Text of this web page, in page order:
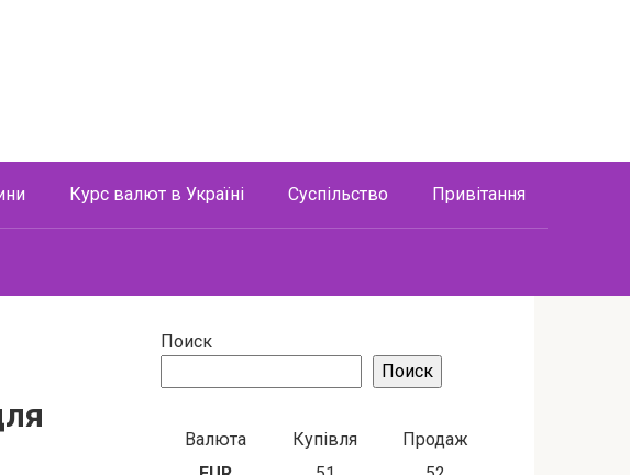
Курс валют в Україні Суспільство Привітання
Поиск
Поиск
Валюта Купівля
Продаж